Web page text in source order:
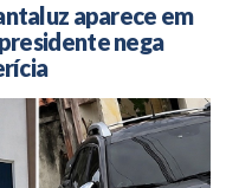
aparece em
nega